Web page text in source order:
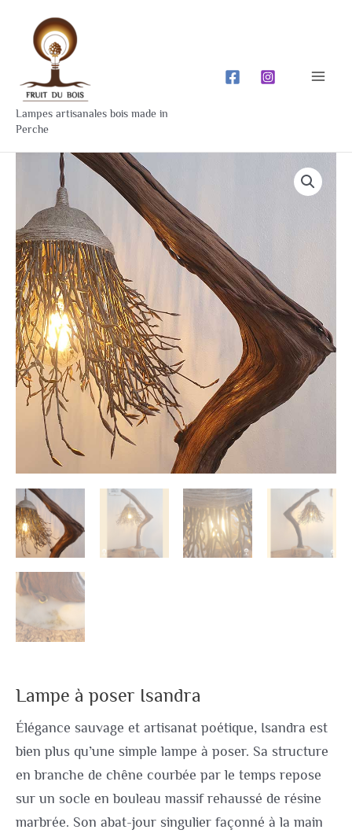
contenu
Lampes artisanales bois made in
Perche
Lampe à poser Isandra
Élégance sauvage et artisanat poétique, Isandra est
bien plus qu’une simple lampe à poser. Sa structure
en branche de chêne courbée par le temps repose
sur un socle en bouleau massif rehaussé de résine
marbrée. Son abat-jour singulier façonné à la main